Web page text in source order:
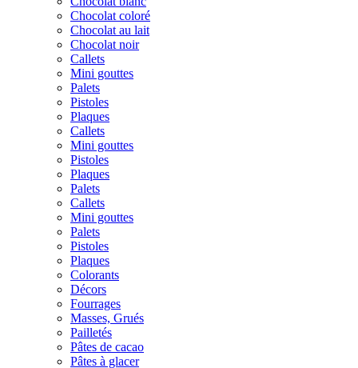
Chocolat coloré
Chocolat au lait
Chocolat noir
Callets
Mini gouttes
Palets
Pistoles
Plaques
Callets
Mini gouttes
Pistoles
Plaques
Palets
Callets
Mini gouttes
Palets
Pistoles
Plaques
Colorants
Décors
Fourrages
Masses, Grués
Pailletés
Pâtes de cacao
Pâtes à glacer